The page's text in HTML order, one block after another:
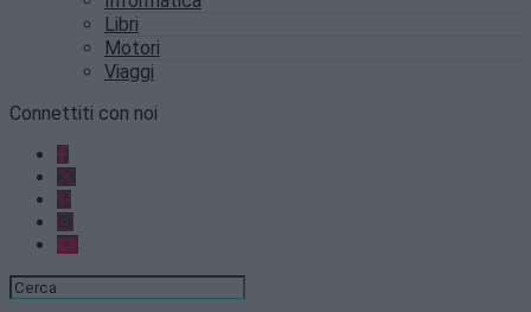
Libri
Motori
Viaggi
Connettiti con noi